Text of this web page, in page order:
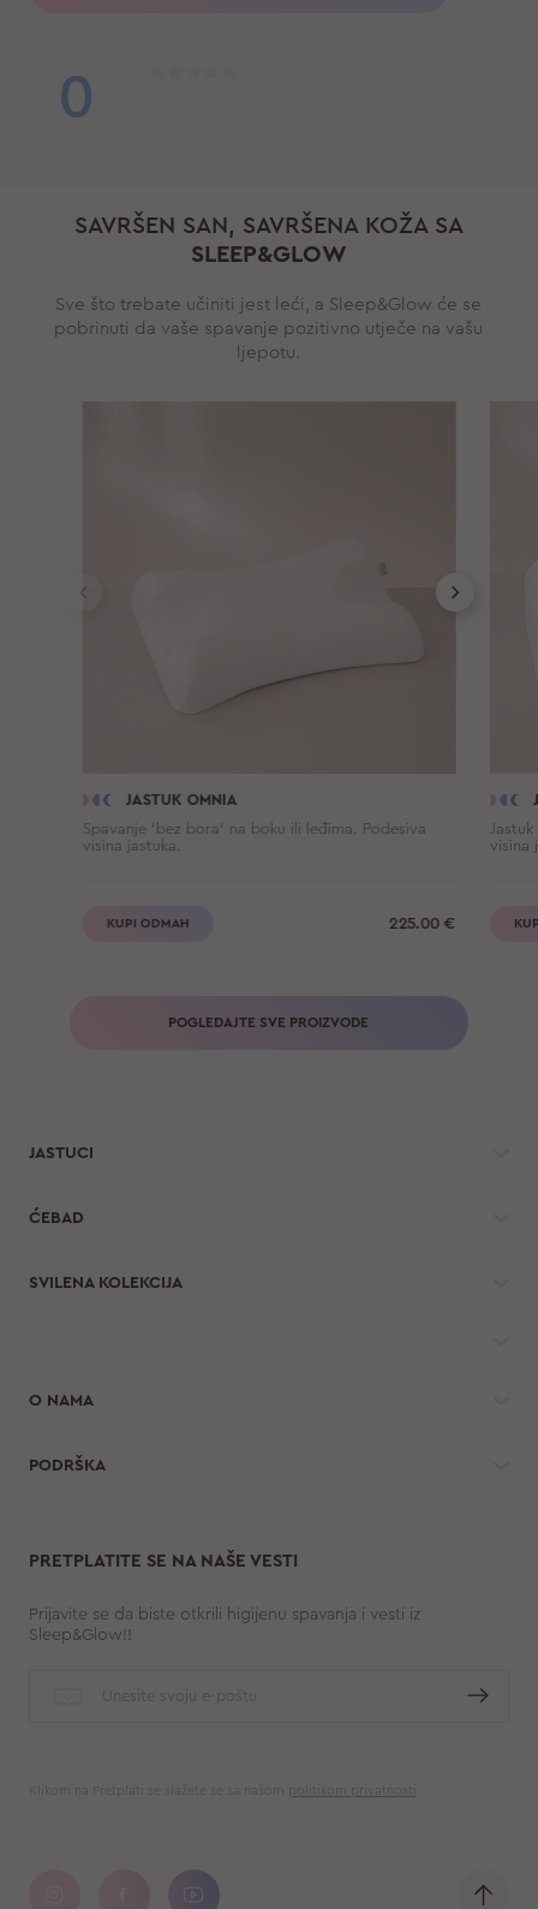
0
SAVRŠEN SAN, SAVRŠENA KOŽA SA
SLEEP&GLOW
Sve što trebate učiniti jest leći, a Sleep&Glow će se
pobrinuti da vaše spavanje pozitivno utječe na vašu
ljepotu.
JASTUK OMNIA
Spavanje 'bez bora' na boku ili leđima. Podesiva
visina jastuka.
KUPI ODMAH 225.00 €
visina
POGLEDAJTE SVE PROIZVODE
JASTUCI
ĆEBAD
SVILENA KOLEKCIJA
O NAMA
PODRŠKA
PRETPLATITE SE NA NAŠE VESTI
Prijavite se da biste otkrili higijenu spavanja i vesti iz
Sleep&Glow!!
Klikom na Pretplati se slažete se sa našom politikom privatnosti